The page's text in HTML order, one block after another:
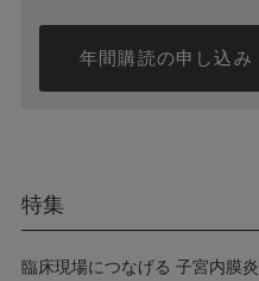
年間購読の申し込み
特集
臨床現場につなげる 子宮内膜炎